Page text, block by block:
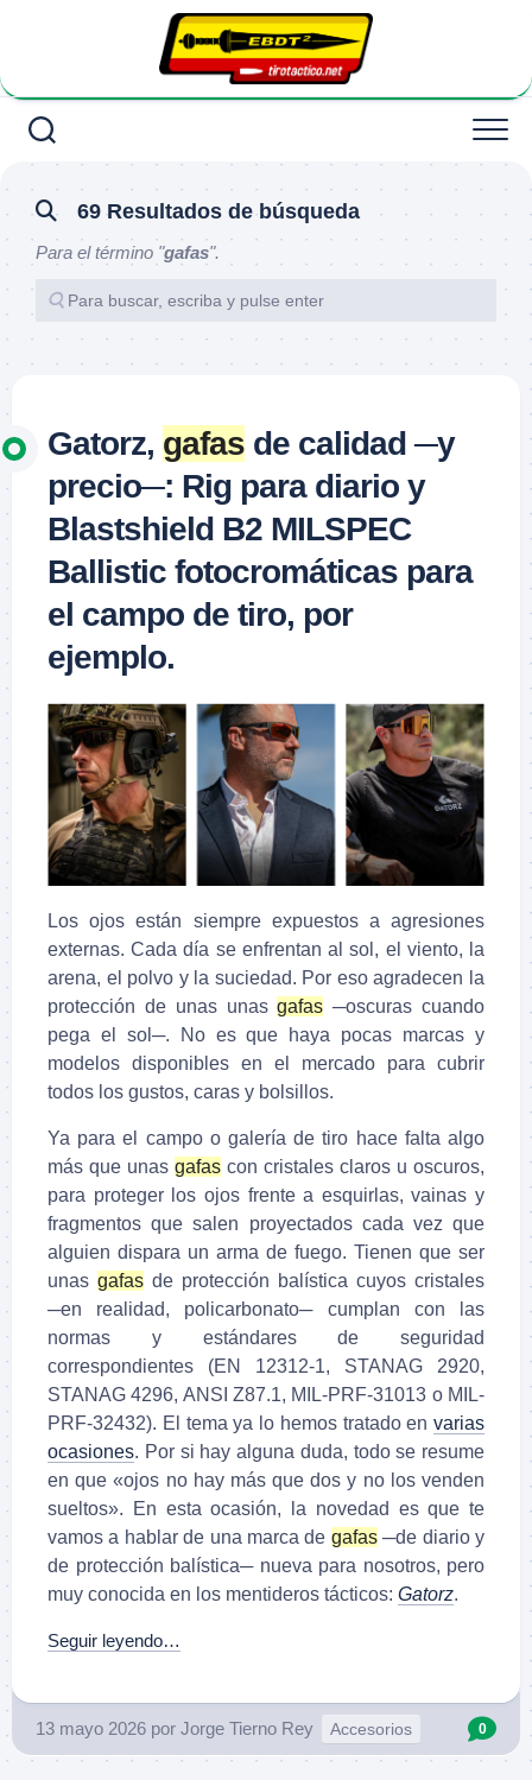
69 Resultados de búsqueda
Para el término "gafas".
Gatorz, gafas de calidad ─y
precio─: Rig para diario y
Blastshield B2 MILSPEC
Ballistic fotocromáticas para
el campo de tiro, por
ejemplo.
Los ojos están siempre expuestos a agresiones
externas. Cada día se enfrentan al sol, el viento, la
arena, el polvo y la suciedad. Por eso agradecen la
protección de unas unasgafas ─oscuras cuando
pega el sol─. No es que haya pocas marcas y
modelos disponibles en el mercado para cubrir
todos los gustos, caras y bolsillos.
Ya para el campo o galería de tiro hace falta algo
más que unas gafas con cristales claros u oscuros,
para proteger los ojos frente a esquirlas, vainas y
fragmentos que salen proyectados cada vez que
alguien dispara un arma de fuego. Tienen que ser
unas gafas de protección balística cuyos cristales
─en realidad, policarbonato─ cumplan con las
normas y estándares de seguridad
correspondientes (EN 12312-1, STANAG 2920,
STANAG 4296, ANSI Z87.1, MIL-PRF-31013 o MIL-
PRF-32432). El tema ya lo hemos tratado en varias
ocasiones. Por si hay alguna duda, todo se resume
en que «ojos no hay más que dos y no los venden
sueltos». En esta ocasión, la novedad es que te
vamos a hablar de una marca de gafas─de diario y
de protección balística─ nueva para nosotros, pero
muy conocida en los mentideros tácticos: Gatorz.
Seguir leyendo…
13 mayo 2026 por Jorge Tierno Rey Accesorios 0